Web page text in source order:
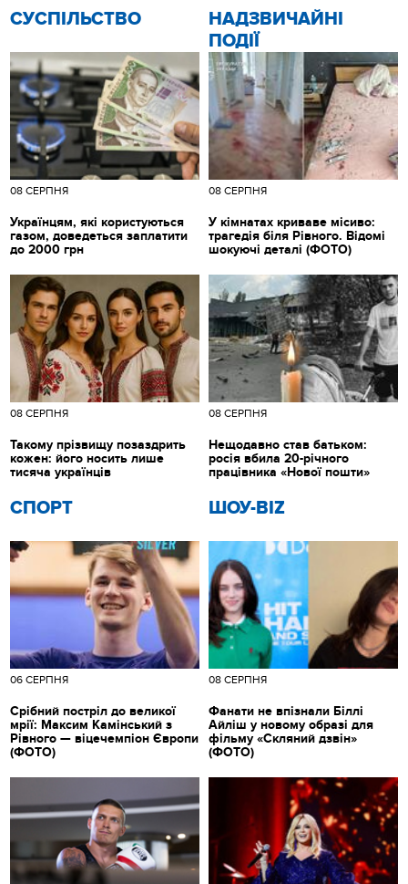
CУСПІЛЬСТВО
08 СЕРПНЯ
Українцям, які користуються
газом, доведеться заплатити
до 2000 грн
НАДЗВИЧАЙНІ
ПОДІЇ
08 СЕРПНЯ
У кімнатах криваве місиво:
трагедія біля Рівного. Відомі
шокуючі деталі (ФОТО)
СПОРТ
06 СЕРПНЯ
Срібний постріл до великої
мрії: Максим Камінський з
Рівного — віцечемпіон Європи
(ФОТО)
ШОУ-BIZ
08 СЕРПНЯ
Фанати не впізнали Біллі
Айліш у новому образі для
фільму «Скляний дзвін»
(ФОТО)
08 СЕРПНЯ
Такому прізвищу позаздрить
кожен: його носить лише
тисяча українців
08 СЕРПНЯ
Нещодавно став батьком:
росія вбила 20-річного
працівника «Нової пошти»